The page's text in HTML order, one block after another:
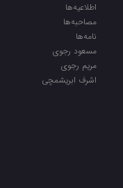
اطلاعیه‌ها
مصاحبه‌ها
نامه‌ها
مسعود رجوی
مریم رجوی
اشرف ابریشمچی